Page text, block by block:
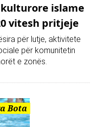
islame
vitesh pritjeje
për lutje, aktivitete
për komunitetin
e zonës.
Bota